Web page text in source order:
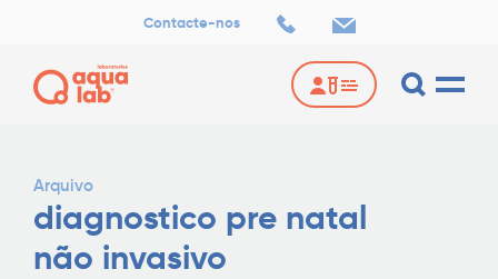
Contacte-nos
Arquivo
diagnostico pre natal
não invasivo